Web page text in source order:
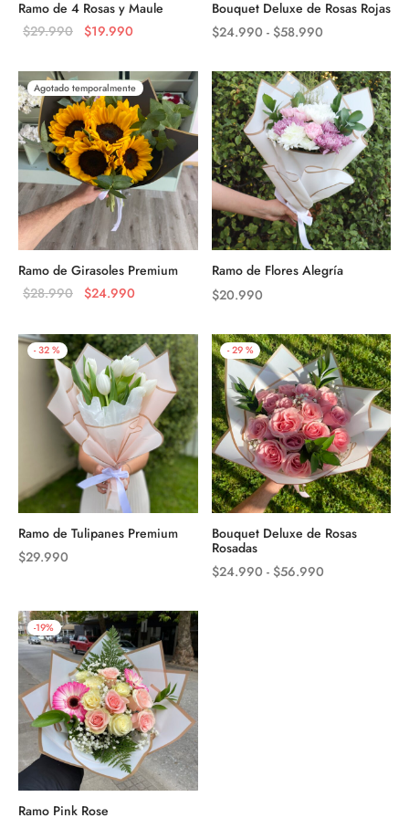
Ramo de 4 Rosas y Maule
$29.990
El precio
era:
$29.990.
$19.990
$19.990.
Bouquet Deluxe de Rosas Rojas
$24.990 - $58.990Rango
precios:
desde
$24.990
hasta
$58.990
Agotado temporalmente
Ramo de Girasoles Premium
$28.990
El precio
era:
$28.990.
$24.990
$24.990.
Ramo de Flores Alegría
$20.990
- 32 %
Ramo de Tulipanes Premium
$29.990
- 29 %
Bouquet Deluxe de Rosas
Rosadas
$24.990 - $56.990Rango
-19%
Ramo Pink Rose